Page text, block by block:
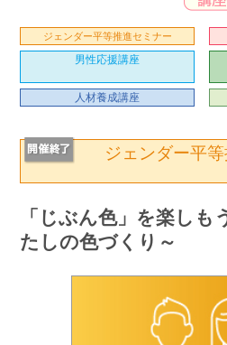
ジェンダー平等推進セミナー
男性応援講座
人材養成講座
ジェンダー平
「じぶん色」を楽しも
たしの色づくり～